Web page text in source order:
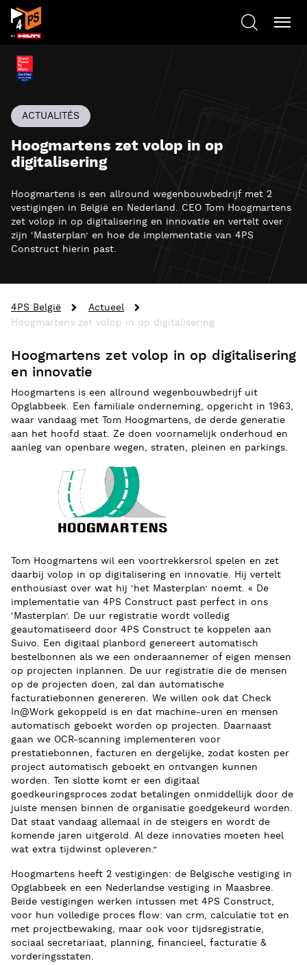
ACTUALITÉS
Hoogmartens zet volop in op
digitalisering
Hoogmartens is een allround wegenbouwbedrijf met 2
vestigingen in België en Nederland. CEO Tom Hoogmartens
zet volop in op digitalisering en innovatie en vertelt over
zijn ‘Masterplan’ en hoe de implementatie van 4PS
Construct hierin past.
4PS België
Actueel
Hoogmartens zet volop in op digitalisering
Hoogmartens zet volop in op digitalisering
en innovatie
Hoogmartens is een allround wegenbouwbedrijf uit
Opglabbeek. Een familiale onderneming, opgericht in 1963,
waar vandaag met Tom Hoogmartens, de derde generatie
aan het hoofd staat. Ze doen voornamelijk onderhoud en
aanleg van openbare wegen, straten, pleinen en parkings.
Tom Hoogmartens wil een voortrekkersrol spelen en zet
daarbij volop in op digitalisering en innovatie. Hij vertelt
enthousiast over wat hij ‘het Masterplan’ noemt. « De
implementatie van 4PS Construct past perfect in ons
‘Masterplan’. De uur registratie wordt volledig
geautomatiseerd door 4PS Construct te koppelen aan
Suivo. Een digitaal planbord genereert automatisch
bestelbonnen als we een onderaannemer of eigen mensen
op projecten inplannen. De uur registratie die de mensen
op de projecten doen, zal dan automatische
facturatiebonnen genereren. We willen ook dat Check
In@Work gekoppeld is en dat machine-uren en mensen
automatisch geboekt worden op projecten. Daarnaast
gaan we OCR-scanning implementeren voor
prestatiebonnen, facturen en dergelijke, zodat kosten per
project automatisch geboekt en ontvangen kunnen
worden. Ten slotte komt er een digitaal
goedkeuringsproces zodat betalingen onmiddellijk door de
juiste mensen binnen de organisatie goedgekeurd worden.
Dat staat vandaag allemaal in de steigers en wordt de
komende jaren uitgerold. Al deze innovaties moeten heel
wat extra tijdwinst opleveren.”
Hoogmartens heeft 2 vestigingen: de Belgische vestiging in
Opglabbeek en een Nederlandse vestiging in Maasbree.
Beide vestigingen werken intussen met 4PS Construct,
voor hun volledige proces flow: van crm, calculatie tot en
met projectbewaking, maar ook voor tijdsregistratie,
sociaal secretariaat, planning, financieel, facturatie &
vorderingsstaten.